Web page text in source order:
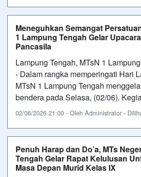
Meneguhkan Semangat
1 Lampung Tengah Gelar
Pancasila
Lampung Tengah, MTsN 1
- Dalam rangka memperingati Hari
MTsN 1 Lampung Tengah
bendera pada Selasa, (02/06).
02/06/2026 21:00 - Oleh Administrator -
Penuh Harap dan Do’a, MTs
Tengah Gelar Rapat Kelulusan
Masa Depan Murid Kelas IX